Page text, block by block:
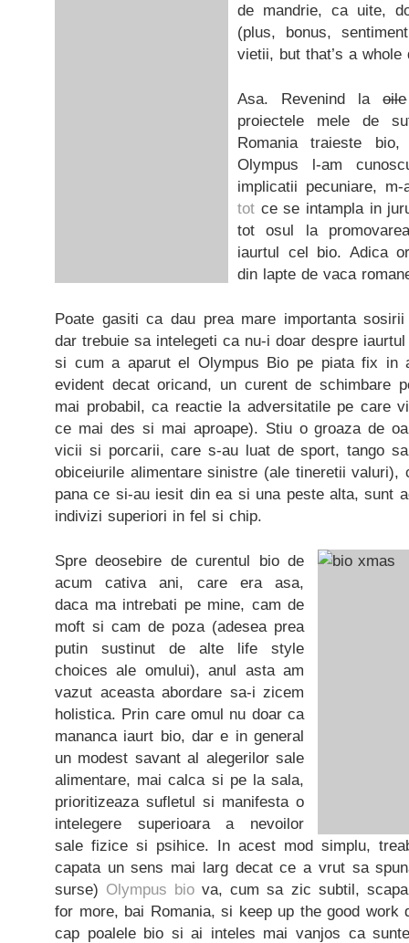
de mandrie, ca uite,
(plus, bonus,
vietii, but that’s a
Asa. Revenind laoile
proiectele mele de
Romania traieste
Olympus l-am
implicatii pecuniare,
tot ce se intampla in
tot osul la
iaurtul cel bio. Adica
din lapte de vaca
Poate gasiti ca dau prea mare importanta
dar trebuie sa intelegeti ca nu-i doar despre
si cum a aparut el Olympus Bio pe piata fix in
evident decat oricand, un curent de schimbare
mai probabil, ca reactie la adversitatile pe care
ce mai des si mai aproape). Stiu o groaza de
vicii si porcarii, care s-au luat de sport, tango
obiceiurile alimentare sinistre (ale tineretii
pana ce si-au iesit din ea si una peste alta, sunt
indivizi superiori in fel si chip.
Spre deosebire de curentul bio de
acum cativa ani, care era asa,
daca ma intrebati pe mine, cam de
moft si cam de poza (adesea prea
putin sustinut de alte life style
choices ale omului), anul asta am
vazut aceasta abordare sa-i zicem
holistica. Prin care omul nu doar ca
mananca iaurt bio, dar e in general
un modest savant al alegerilor sale
alimentare, mai calca si pe la sala,
prioritizeaza sufletul si manifesta o
intelegere superioara a nevoilor
sale fizice si psihice. In acest mod simplu,
capata un sens mai larg decat ce a vrut sa
surse) Olympus bio va, cum sa zic subtil,
for more, bai Romania, si keep up the good work
cap poalele bio si ai inteles mai vanjos ca